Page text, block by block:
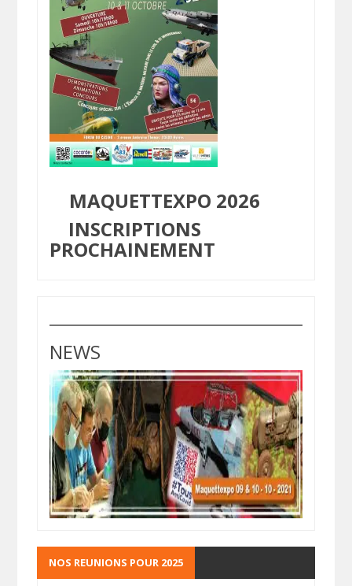
MAQUETTEXPO 2026
INSCRIPTIONS
PROCHAINEMENT
NEWS
NOS REUNIONS POUR 2025